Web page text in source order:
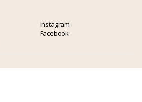
Instagram
Facebook